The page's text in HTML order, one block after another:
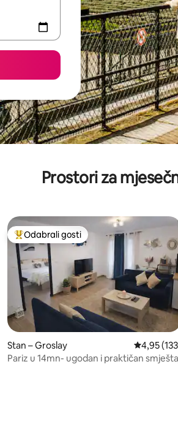
Prostori za
4,73/5, recenzija: 55
Među najviše rangiranima s oznakom
Odabrali gosti
Stan – Groslay Prosječna
4,95
Pariz u 14mn- ugodan i praktičan